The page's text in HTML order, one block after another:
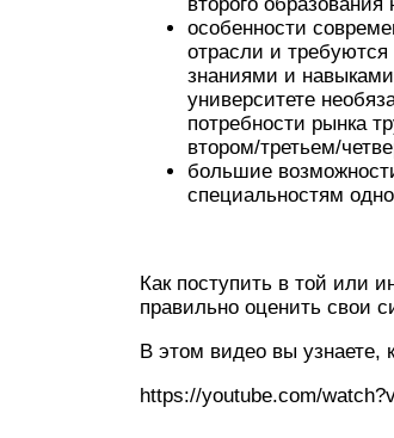
особенности
отрасли и
знаниями и
университете
потребности рынка
втором/третьем/
большие
специальностям
Как поступить в той или
правильно оценить свои
В этом видео вы узнаете,
https://youtube.com/